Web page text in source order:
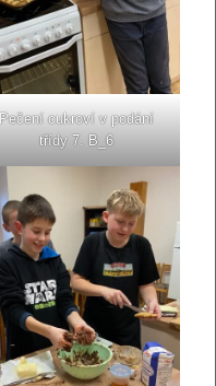
Pečení cukroví v podání
třídy 7. B_6